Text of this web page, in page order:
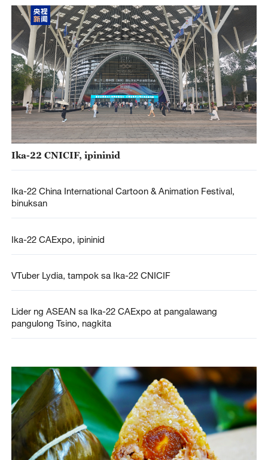
Ika-22 CNICIF, ipininid
Ika-22 China International Cartoon & Animation Festival,
binuksan
Ika-22 CAExpo, ipininid
VTuber Lydia, tampok sa Ika-22 CNICIF
Lider ng ASEAN sa Ika-22 CAExpo at pangalawang
pangulong Tsino, nagkita